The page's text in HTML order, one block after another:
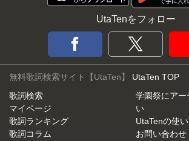
UtaTenをフォロー
無料歌詞検索サイト【UtaTen】 UtaTen TOP
歌詞検索
マイページ
歌詞ランキング
歌詞コラム
学園祭にアー
い
UtaTenの使
お問い合わせ